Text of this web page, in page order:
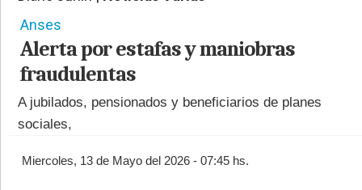
Anses
Alerta por estafas y maniobras
fraudulentas
A jubilados, pensionados y beneficiarios de planes
sociales,
Miercoles, 13 de Mayo del 2026 - 07:45 hs.